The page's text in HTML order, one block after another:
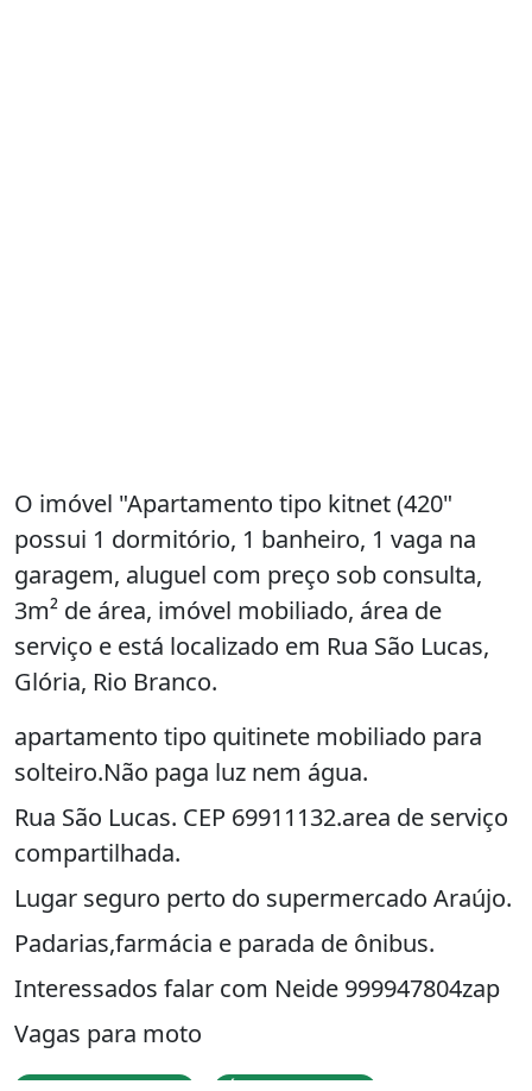
O imóvel "Apartamento tipo kitnet (420"
possui 1 dormitório, 1 banheiro, 1 vaga na
garagem, aluguel com preço sob consulta,
3m² de área, imóvel mobiliado, área de
serviço e está localizado em Rua São Lucas,
Glória, Rio Branco.
apartamento tipo quitinete mobiliado para
solteiro.Não paga luz nem água.
Rua São Lucas. CEP 69911132.area de serviço
compartilhada.
Lugar seguro perto do supermercado Araújo.
Padarias,farmácia e parada de ônibus.
Interessados falar com Neide 999947804zap
Vagas para moto